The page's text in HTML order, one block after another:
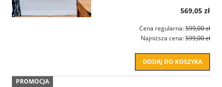
569,05 zł
Cena regularna:599,00 zł
Najniższa cena:599,00 zł
DODAJ DO KOSZYKA
PROMOCJA